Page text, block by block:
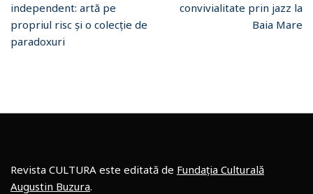
independent: artă pe
propriul risc și o colecție de
paradoxuri
convivialitate prin jazz la
Baia Mare
Revista CULTURA este editată de Fundația Culturală
Augustin Buzura.